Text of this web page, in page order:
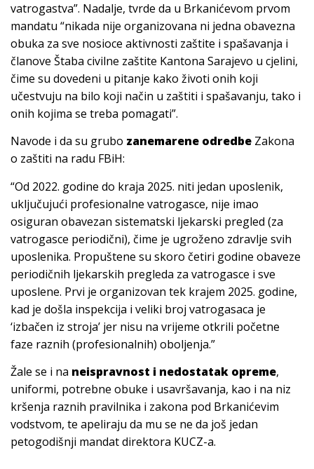
vatrogastva”. Nadalje, tvrde da u Brkanićevom prvom
mandatu “nikada nije organizovana ni jedna obavezna
obuka za sve nosioce aktivnosti zaštite i spašavanja i
članove Štaba civilne zaštite Kantona Sarajevo u cjelini,
čime su dovedeni u pitanje kako životi onih koji
učestvuju na bilo koji način u zaštiti i spašavanju, tako i
onih kojima se treba pomagati”.
Navode i da su grubo zanemarene odredbe Zakona
o zaštiti na radu FBiH:
“Od 2022. godine do kraja 2025. niti jedan uposlenik,
uključujući profesionalne vatrogasce, nije imao
osiguran obavezan sistematski ljekarski pregled (za
vatrogasce periodični), čime je ugroženo zdravlje svih
uposlenika. Propuštene su skoro četiri godine obaveze
periodičnih ljekarskih pregleda za vatrogasce i sve
uposlene. Prvi je organizovan tek krajem 2025. godine,
kad je došla inspekcija i veliki broj vatrogasaca je
‘izbačen iz stroja’ jer nisu na vrijeme otkrili početne
faze raznih (profesionalnih) oboljenja.”
Žale se i na neispravnost i nedostatak opreme,
uniformi, potrebne obuke i usavršavanja, kao i na niz
kršenja raznih pravilnika i zakona pod Brkanićevim
vodstvom, te apeliraju da mu se ne da još jedan
petogodišnji mandat direktora KUCZ-a.